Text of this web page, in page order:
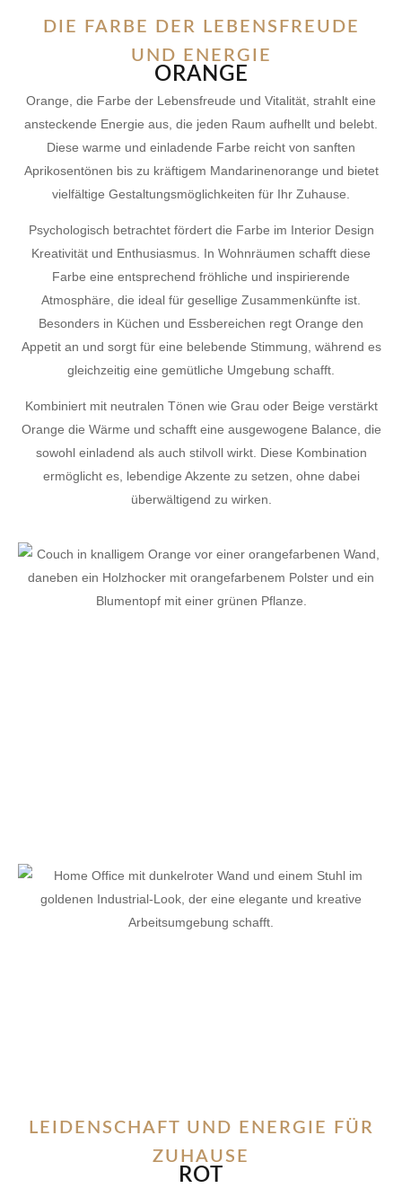
DIE FARBE DER LEBENSFREUDE
UND ENERGIE
ORANGE
Orange, die Farbe der Lebensfreude und Vitalität, strahlt eine
ansteckende Energie aus, die jeden Raum aufhellt und belebt.
Diese warme und einladende Farbe reicht von sanften
Aprikosentönen bis zu kräftigem Mandarinenorange und bietet
vielfältige Gestaltungsmöglichkeiten für Ihr Zuhause.
Psychologisch betrachtet fördert die Farbe im Interior Design
Kreativität und Enthusiasmus. In Wohnräumen schafft diese
Farbe eine entsprechend fröhliche und inspirierende
Atmosphäre, die ideal für gesellige Zusammenkünfte ist.
Besonders in Küchen und Essbereichen regt Orange den
Appetit an und sorgt für eine belebende Stimmung, während es
gleichzeitig eine gemütliche Umgebung schafft.
Kombiniert mit neutralen Tönen wie Grau oder Beige verstärkt
Orange die Wärme und schafft eine ausgewogene Balance, die
sowohl einladend als auch stilvoll wirkt. Diese Kombination
ermöglicht es, lebendige Akzente zu setzen, ohne dabei
überwältigend zu wirken.
LEIDENSCHAFT UND ENERGIE FÜR
ZUHAUSE
ROT